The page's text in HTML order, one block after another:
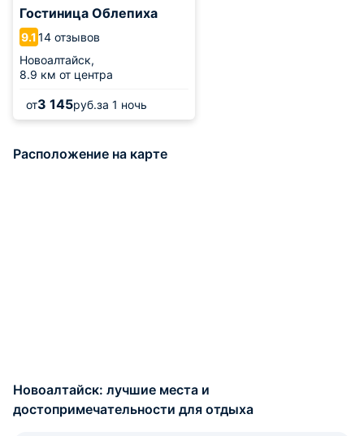
Гостиница Облепиха
9.114 отзывов
Новоалтайск,
8.9 км от центра
от3 145руб.за 1 ночь
Расположение на карте
Новоалтайск: лучшие места и
достопримечательности для отдыха